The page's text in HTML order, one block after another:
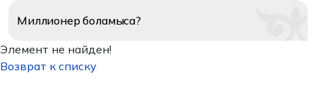
Миллионерболамыса?
Элемент не найден!
Возврат к списку